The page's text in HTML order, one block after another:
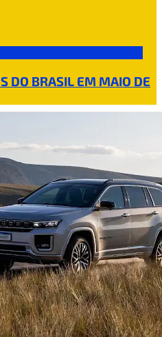
DO BRASIL EM MAIO DE